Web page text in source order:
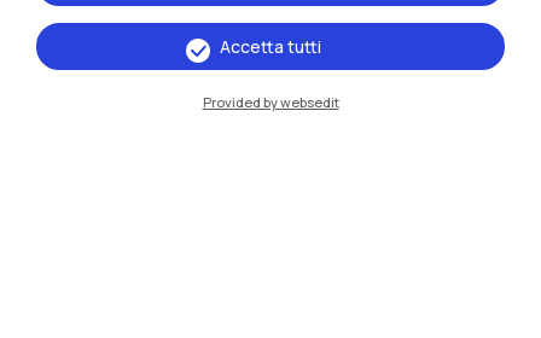
IT
Accetta tutti
Provided by websedit